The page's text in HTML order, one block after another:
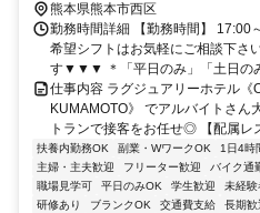
熊本県熊本市西区
勤務時間詳細 【勤務時間】
希望シフトはお気軽にご相談下
す▼▼▼ ＊「平日のみ」「土日の
仕事内容 ラグジュアリーホテル《
KUMAMOTO》 でアルバイトさん
トランで接客をお任せ◎ 【配属レ
扶養内勤務OK 副業・WワークOK 1日4時
主婦・主夫歓迎
フリーター歓迎 バイク通
職場見学可
平日のみOK 学生歓迎 未経験
研修あり
ブランクOK 交通費支給 長期歓